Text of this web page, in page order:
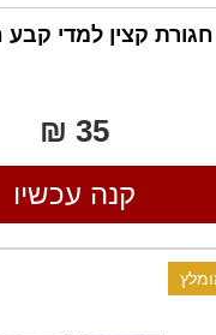
חגורת קצין למדי
35 ₪
קנה עכשיו